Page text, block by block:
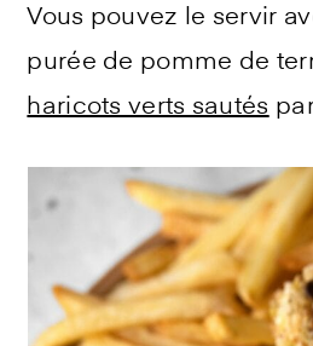
Vous pouvez le servir
purée de pomme de
haricots verts sautés